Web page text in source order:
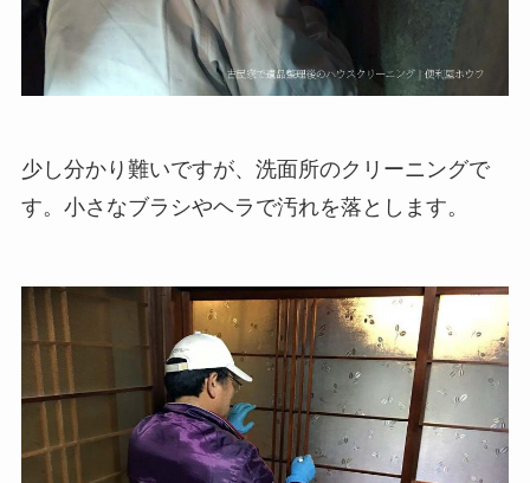
少し分かり難いですが、洗面所のクリーニングで
す。小さなブラシやヘラで汚れを落とします。